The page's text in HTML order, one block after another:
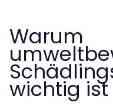
Warum
wichtig ist